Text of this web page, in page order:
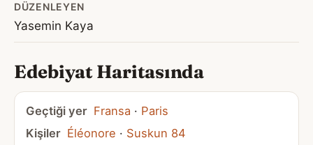
DÜZENLEYEN
Yasemin Kaya
Edebiyat Haritasında
Geçtiği yer Fransa · Paris
Kişiler Éléonore · Suskun 84